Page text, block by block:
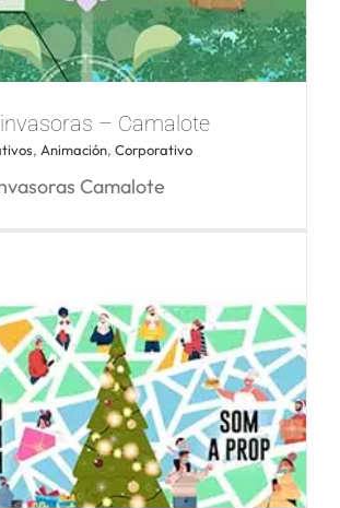
invasoras – Camalote
– Camalote
, Animación, Corporativo
Camalote